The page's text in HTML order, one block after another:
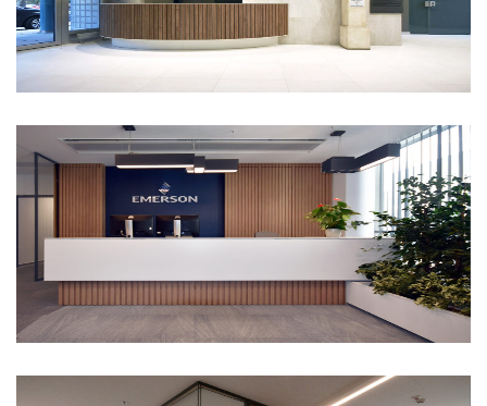
Emerson iroda